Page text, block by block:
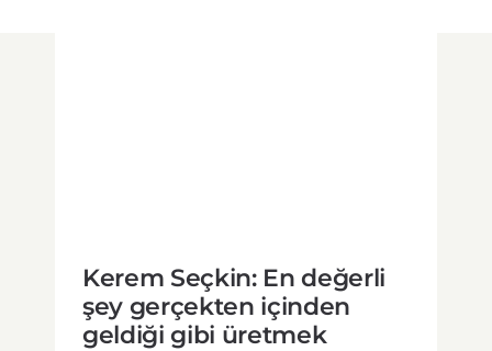
Kerem Seçkin: En değerli
şey gerçekten içinden
geldiği gibi üretmek